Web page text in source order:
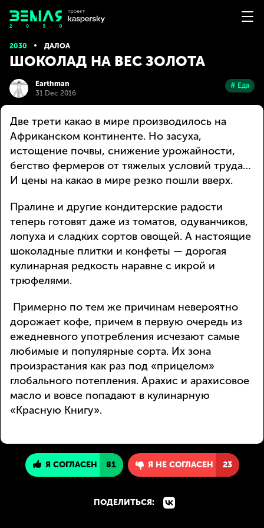
2030 ДАЛОА
ШОКОЛАД НА ВЕС ЗОЛОТА
Earthman
31 Dec 2016
# Еда
Две трети какао в мире производилось на
Африканском континенте. Но засуха,
истощение почвы, снижение урожайности,
бегство фермеров от тяжелых условий труда…
И цены на какао в мире резко пошли вверх.
Пралине и другие кондитерские радости
теперь готовят даже из томатов, одуванчиков,
лопуха и сладких сортов овощей. А настоящие
шоколадные плитки и конфеты — дорогая
кулинарная редкость наравне с икрой и
трюфелями.
Примерно по тем же причинам невероятно
дорожает кофе, причем в первую очередь из
ежедневного употребления исчезают самые
любимые и популярные сорта. Их зона
произрастания как раз под «прицелом»
глобального потепления. Арахис и арахисовое
масло и вовсе попадают в кулинарную
«Красную Книгу».
Я СОГЛАСЕН 81 Я НЕ СОГЛАСЕН 23
ПОДЕЛИТЬСЯ: